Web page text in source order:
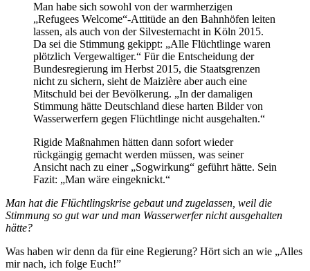
Man habe sich sowohl von der warmherzigen
„Refugees Welcome“-Attitüde an den Bahnhöfen leiten
lassen, als auch von der Silvesternacht in Köln 2015.
Da sei die Stimmung gekippt: „Alle Flüchtlinge waren
plötzlich Vergewaltiger.“ Für die Entscheidung der
Bundesregierung im Herbst 2015, die Staatsgrenzen
nicht zu sichern, sieht de Maizière aber auch eine
Mitschuld bei der Bevölkerung. „In der damaligen
Stimmung hätte Deutschland diese harten Bilder von
Wasserwerfern gegen Flüchtlinge nicht ausgehalten.“
Rigide Maßnahmen hätten dann sofort wieder
rückgängig gemacht werden müssen, was seiner
Ansicht nach zu einer „Sogwirkung“ geführt hätte. Sein
Fazit: „Man wäre eingeknickt.“
Man hat die Flüchtlingskrise gebaut und zugelassen, weil die
Stimmung so gut war und man Wasserwerfer nicht ausgehalten
hätte?
Was haben wir denn da für eine Regierung? Hört sich an wie „Alles
mir nach, ich folge Euch!”